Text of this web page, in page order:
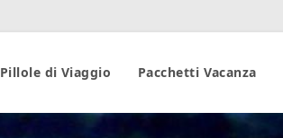
Pillole di Viaggio Pacchetti Vacanza